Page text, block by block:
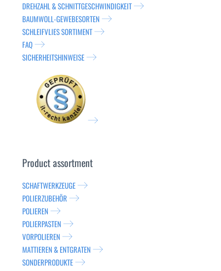
DREHZAHL & SCHNITTGESCHWINDIGKEIT
BAUMWOLL-GEWEBESORTEN
SCHLEIFVLIES SORTIMENT
FAQ
SICHERHEITSHINWEISE
Product assortment
SCHAFTWERKZEUGE
POLIERZUBEHÖR
POLIEREN
POLIERPASTEN
VORPOLIEREN
MATTIEREN & ENTGRATEN
SONDERPRODUKTE